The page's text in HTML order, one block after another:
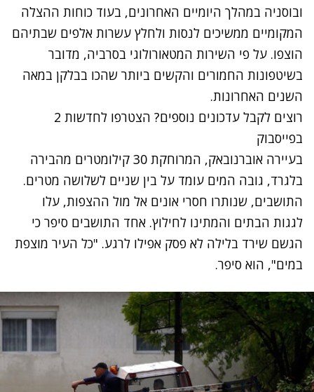
ובוסניה במהלך היומיים האחרונים, בעוד כוחות ההצלה
המקומיים ממשיכים לנסות ולחלץ עשרות אלפים שבתיהם
הוצפו. על פי השירות המטאורולוגי בסרביה, מדובר
בשיטפונות החמורים והקשים ביותר שהכו בבלקן במאה
השנים האחרונות.
רוצים לקבל עדכונים נוספים? הצטרפו לחדשות 2
בפייסבוק
בעיירה אוברנובאק, המרוחקת 30 קילומטרים מהבירה
בלגרד, גובה המים עומד על בין שניים לשלושה מטרים.
התושבים, שנותרו חסרי אונים אל מול ההצפות, עלו
לגגות הבתים והמתינו לחילוץ. אחד התושבים סיפר כי
הגשם שירד בלילה לא פסק אפילו לרגע. "כל העיר מוצפת
במים", הוא סיפר.